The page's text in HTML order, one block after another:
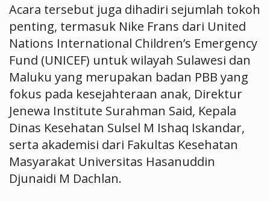
Acara tersebut juga dihadiri sejumlah tokoh
penting, termasuk Nike Frans dari United
Nations International Children’s Emergency
Fund (UNICEF) untuk wilayah Sulawesi dan
Maluku yang merupakan badan PBB yang
fokus pada kesejahteraan anak, Direktur
Jenewa Institute Surahman Said, Kepala
Dinas Kesehatan Sulsel M Ishaq Iskandar,
serta akademisi dari Fakultas Kesehatan
Masyarakat Universitas Hasanuddin
Djunaidi M Dachlan.